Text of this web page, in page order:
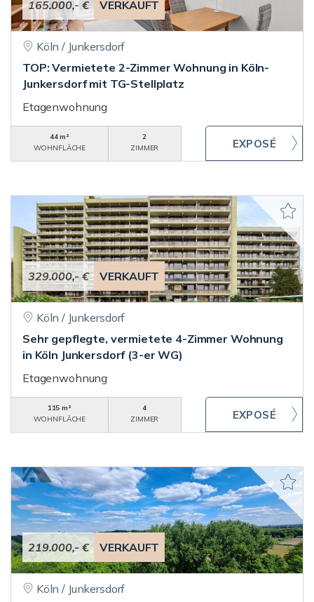
165.000,- € VERKAUFT
Köln / Junkersdorf
TOP: Vermietete 2-Zimmer Wohnung in Köln-
Junkersdorf mit TG-Stellplatz
Etagenwohnung
44 m²
WOHNFLÄCHE
2
ZIMMER
329.000,- € VERKAUFT
Köln / Junkersdorf
Sehr gepflegte, vermietete 4-Zimmer Wohnung
in Köln Junkersdorf (3-er WG)
Etagenwohnung
115 m²
WOHNFLÄCHE
4
ZIMMER
219.000,- € VERKAUFT
Köln / Junkersdorf